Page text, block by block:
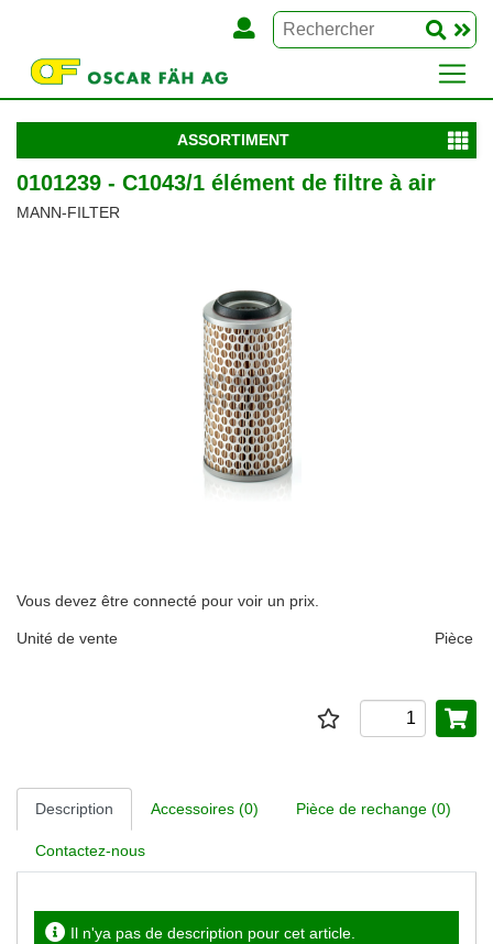
ASSORTIMENT
0101239 - C1043/1 élément de filtre à air
MANN-FILTER
Vous devez être connecté pour voir un prix.
Unité de vente Pièce
Description Accessoires (0) Pièce de rechange (0)
Contactez-nous
Il n'ya pas de description pour cet article.